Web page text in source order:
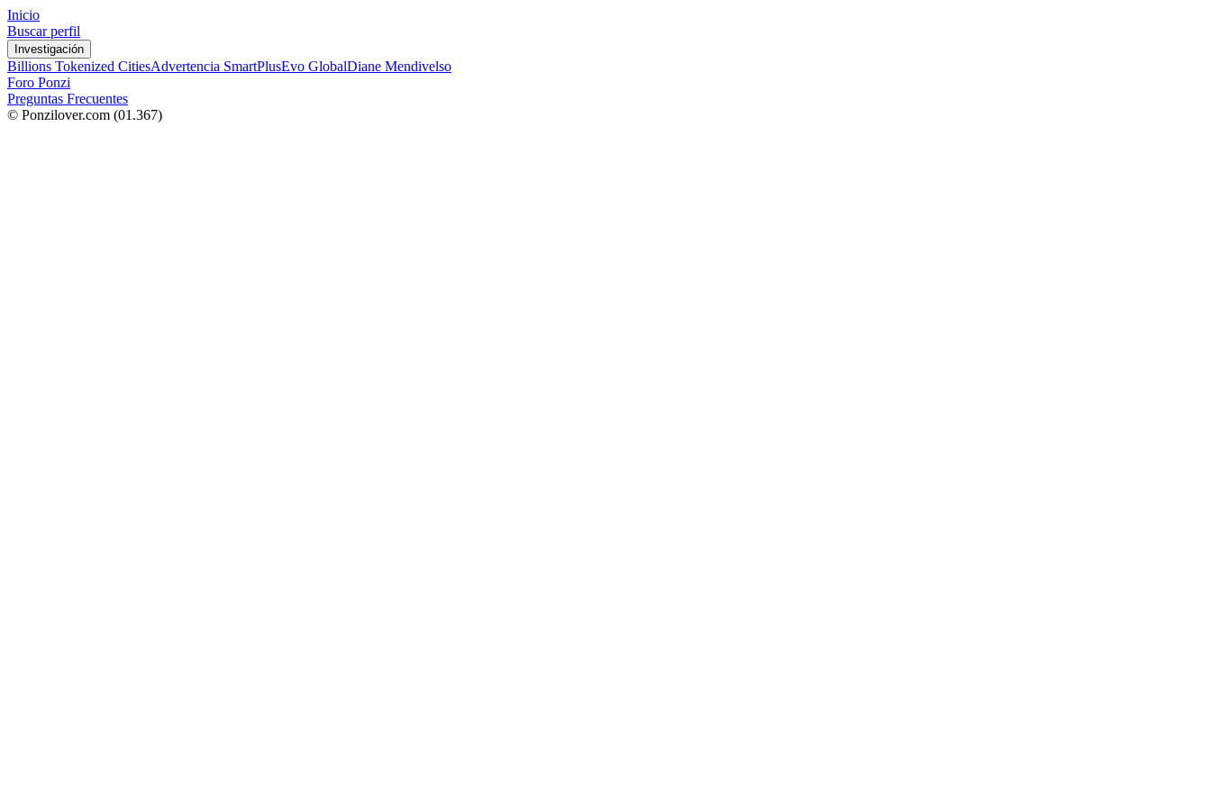
Inicio
Buscar perfil
Investigación
Billions Tokenized CitiesAdvertencia SmartPlusEvo GlobalDiane Mendivelso
Foro Ponzi
Preguntas Frecuentes
© Ponzilover.com (01.367)